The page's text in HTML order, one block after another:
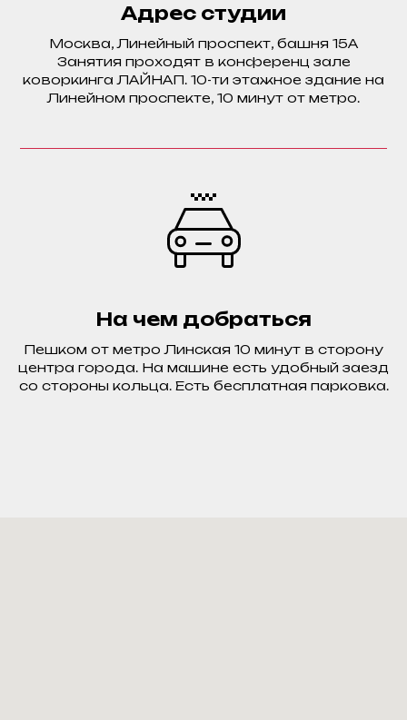
Адрес студии
Москва, Линейный проспект, башня 15А
Занятия проходят в конференц зале
коворкинга ЛАЙНАП. 10-ти этажное здание на
Линейном проспекте, 10 минут от метро.
На чем добраться
Пешком от метро Линская 10 минут в сторону
центра города. На машине есть удобный заезд
со стороны кольца. Есть бесплатная парковка.